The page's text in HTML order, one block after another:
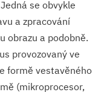
se obvykle
a zpracování
obrazu a podobně.
provozovaný ve
formě vestavěného
(mikroprocesor,